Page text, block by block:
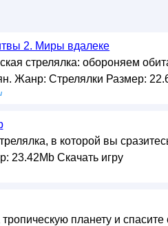
2. Миры вдалеке
стрелялка: обороняем
Жанр: Стрелялки Размер:
в которой вы
23.42Mb Скачать игру
планету и спасите